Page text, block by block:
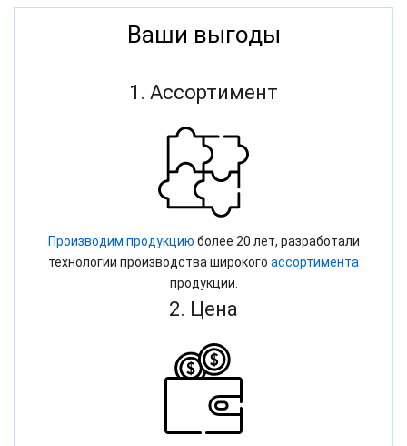
Ваши выгоды
1. Ассортимент
Производим продукцию более 20 лет, разработали
технологии производства широкого ассортимента
продукции.
2. Цена